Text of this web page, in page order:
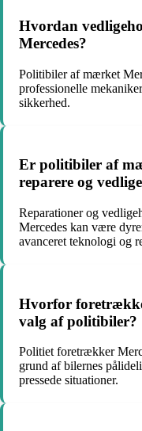
Hvordan
Mercedes?
Politibiler af mærket
professionelle
sikkerhed.
Er politibiler af
reparere og
Reparationer og
Mercedes kan være
avanceret teknologi og
Hvorfor
valg af politibiler?
Politiet foretrækker
grund af bilernes
pressede situationer.